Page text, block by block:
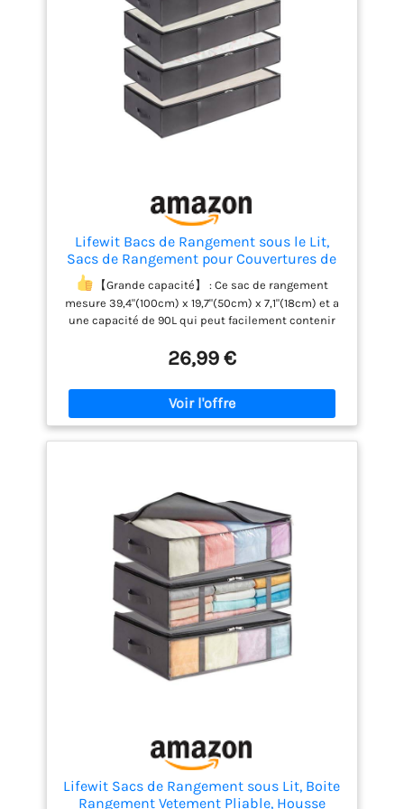
Lifewit Bacs de Rangement sous le Lit,
Sacs de Rangement pour Couvertures de
Grande Capacité avec Poignée Renforcée,
pour Couettes, Draps, Vêtements, Chambre
à coucher, Placard, Gris, 90 L, Lot de 4
【Grande capacité】 : Ce sac de rangement
mesure 39,4"(100cm) x 19,7"(50cm) x 7,1"(18cm) et a
une capacité de 90L qui peut facilement contenir
pour le rangement sous le lit, le placard ou les
poignées renforcées à l'avant et sur les côtés vous
permettent de les ranger et de les sortir facilement.
Ils sont durables et résistants aux dommages. Le
sac de rangement pour vêtements mesure 18 cm
housses de rangement sont fabriquées en tissu
non tissé respirant, elles sont robustes et gardent
leur forme, offrant une protection efficace à vos
vêtements.
【Couvercle supérieur transparent
】: Vous pourrez facilement identifier les articles à
l'intérieur grâce à la fenêtre transparente en PVC et
ouvrir rapidement le couvercle pour les récupérer.
En outre, il est facile à nettoyer, il suffit de l'essuyer
avec un chiffon humide lorsqu'il est sale.
【Utilisation intelligente de l'espace】 : Parfait pour
une utilisation dans le placard, l'étagère et sous le
26,99 €
Lifewit Sacs de Rangement sous Lit, Boite
Rangement Vetement Pliable, Housse